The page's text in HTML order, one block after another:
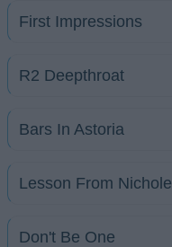
First Impressions
R2 Deepthroat
Bars In Astoria
Lesson From Nichole
Don't Be One